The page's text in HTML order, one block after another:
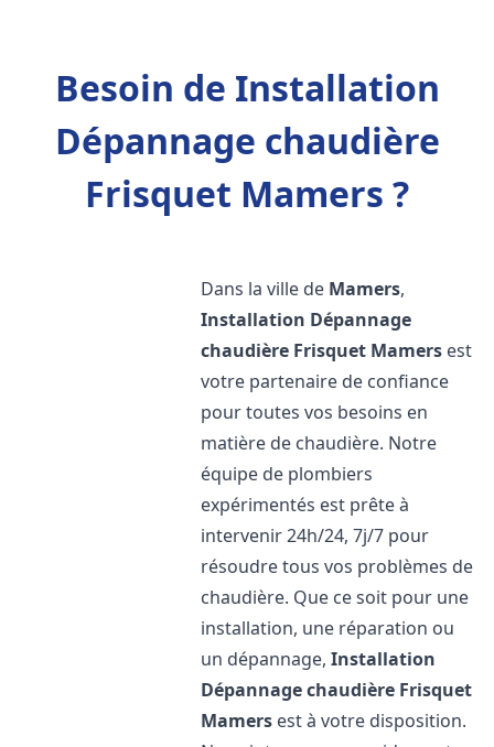
Besoin de Installation
Dépannage chaudière
Frisquet Mamers ?
Dans la ville de Mamers,
Installation Dépannage
chaudière Frisquet Mamers est
votre partenaire de confiance
pour toutes vos besoins en
matière de chaudière. Notre
équipe de plombiers
expérimentés est prête à
intervenir 24h/24, 7j/7 pour
résoudre tous vos problèmes de
chaudière. Que ce soit pour une
installation, une réparation ou
un dépannage,Installation
Dépannage chaudière Frisquet
Mamers est à votre disposition.